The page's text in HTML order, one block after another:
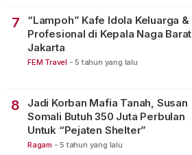
7
“Lampoh” Kafe Idola Keluarga &
Profesional di Kepala Naga Barat
Jakarta
FEM Travel - 5 tahun yang lalu
8
Jadi Korban Mafia Tanah, Susan
Somali Butuh 350 Juta Perbulan
Untuk “Pejaten Shelter”
Ragam - 5 tahun yang lalu